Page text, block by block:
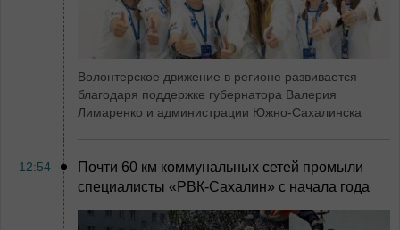
Волонтерское движение в регионе развивается
благодаря поддержке губернатора Валерия
Лимаренко и администрации Южно-Сахалинска
12:54
Почти 60 км коммунальных сетей промыли
специалисты «РВК‑Сахалин» с начала года